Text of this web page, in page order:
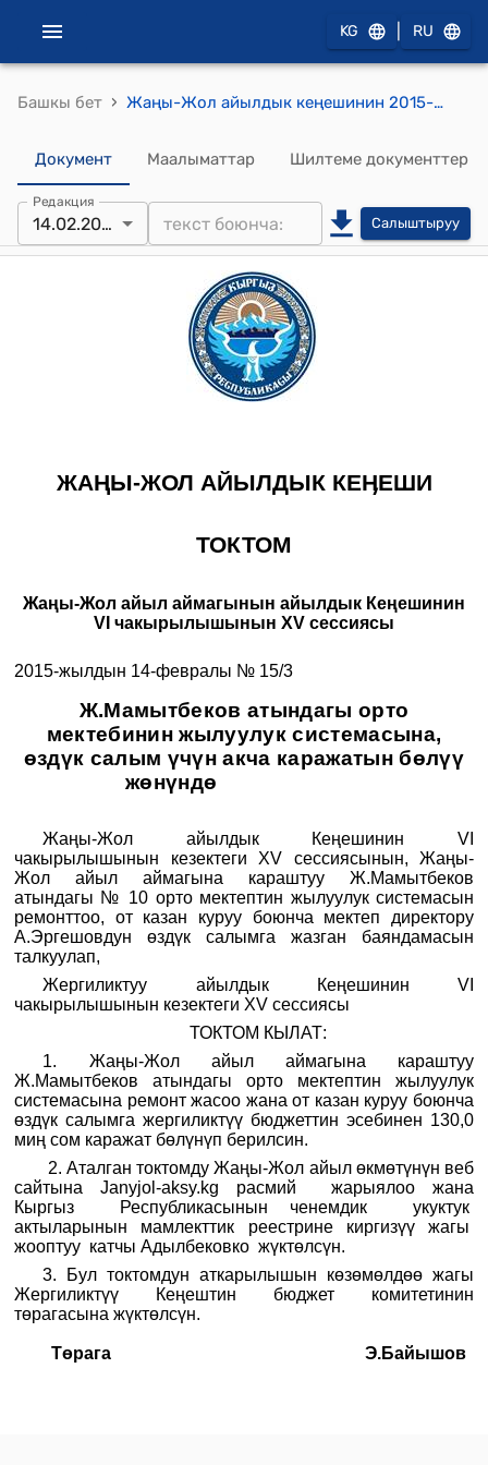
KG RU
Башкы бет › Жаңы-Жол айылдык кеңешинин 2015-жылдын 14-февралындагы № 15/3 "Ж.Мамытбеков атындагы орто мектебинин жылуулук системасына, өздүк салым үчүн акча каражатын бөлүү жөнүндө" токтому
Документ Маалыматтар Шилтеме документтер
Редакция
14.02.2015 Салыштыруу